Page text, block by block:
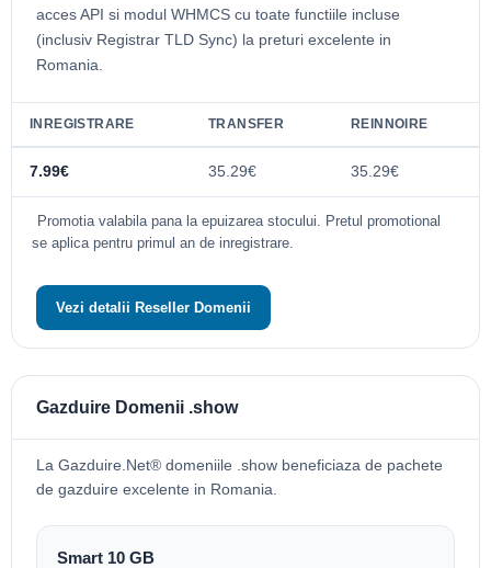
acces API si modul WHMCS cu toate functiile incluse
(inclusiv Registrar TLD Sync) la preturi excelente in
Romania.
INREGISTRARE TRANSFER REINNOIRE
7.99€ 35.29€ 35.29€
Promotia valabila pana la epuizarea stocului. Pretul promotional
se aplica pentru primul an de inregistrare.
Vezi detalii Reseller Domenii
Gazduire Domenii .show
La Gazduire.Net® domeniile .show beneficiaza de pachete
de gazduire excelente in Romania.
Smart 10 GB